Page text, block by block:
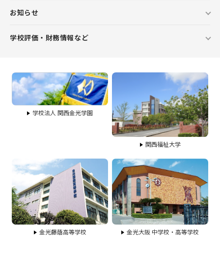
お知らせ
学校評価・財務情報など
学校法人 関西金光学園
関西福祉大学
金光藤蔭高等学校 金光大阪 中学校・高等学校